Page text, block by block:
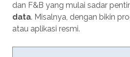
dan F&B yang mulai sadar
data. Misalnya, dengan bikin
atau aplikasi resmi.